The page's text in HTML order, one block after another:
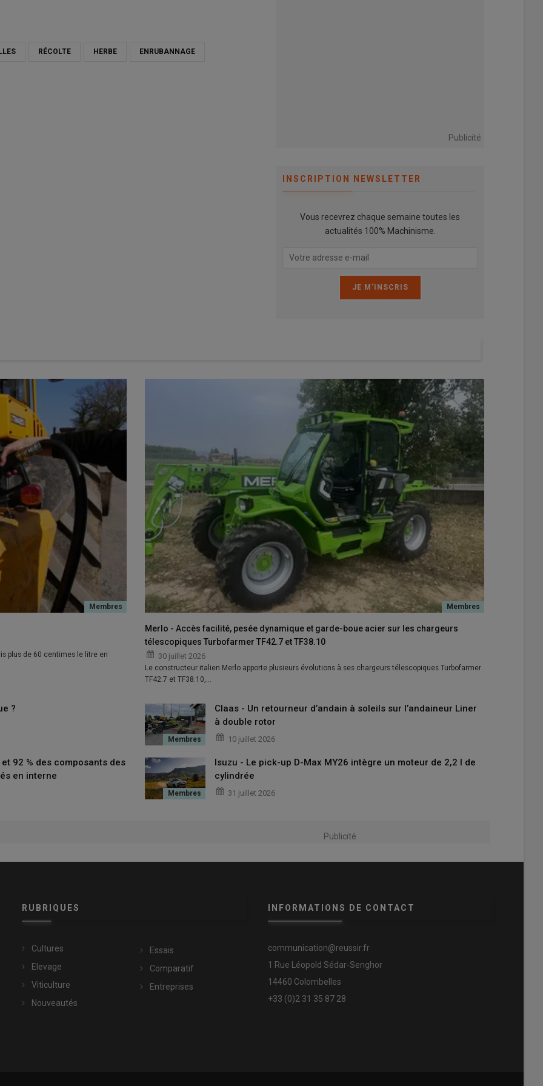
chambre variable
. Ce dispositif procure des brins d’une longueur théorique
desballes rondes de plus forte densité
d’une fonctionnalité assurant, par mouvement
de balles donné. Autre caractéristique, le montage des
presse enrubanneusefacilite les opérations de
sur les modèlesVBP 7160 etVBP 7190
maximal de 160 et 185 cm. Il vient en complément
d’une longueur théorique de 70 et 45 mm.
fixe plus robuste
RÉCOLTE HERBE ENRUBANNAGE
Publicité
INSCRIPTION NEWSLETTER
Vous recevrez chaque semaine toutes les
actualités 100% Machinisme.
plus de 60 centimes le litre en
Merlo - Accès facilité, pesée dynamique et garde-boue acier sur les chargeurs
télescopiques Turbofarmer TF42.7 et TF38.10
30 juillet 2026
Le constructeur italien Merlo apporte plusieurs évolutions à ses chargeurs télescopiques Turbofarmer
TF42.7 et TF38.10,…
?
Claas - Un retourneur d’andain à soleils sur l’andaineur Liner
à double rotor
10 juillet 2026
92 % des composants des
en interne
Isuzu - Le pick-up D-Max MY26 intègre un moteur de 2,2 l de
cylindrée
31 juillet 2026
Publicité
RUBRIQUES
Cultures
Elevage
Viticulture
Nouveautés
Essais
Comparatif
Entreprises
INFORMATIONS DE CONTACT
communication@reussir.fr
1 Rue Léopold Sédar-Senghor
14460 Colombelles
+33 (0)2 31 35 87 28